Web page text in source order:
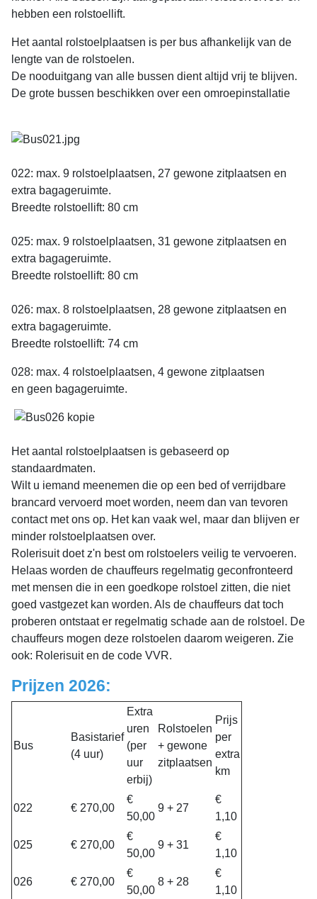
hebben een rolstoellift.
Het aantal rolstoelplaatsen is per bus afhankelijk van de
lengte van de rolstoelen.
De nooduitgang van alle bussen dient altijd vrij te blijven.
De grote bussen beschikken over een omroepinstallatie
022: max. 9 rolstoelplaatsen, 27 gewone zitplaatsen en
extra bagageruimte.
Breedte rolstoellift: 80 cm
025: max. 9 rolstoelplaatsen, 31 gewone zitplaatsen en
extra bagageruimte.
Breedte rolstoellift: 80 cm
026: max. 8 rolstoelplaatsen, 28 gewone zitplaatsen en
extra bagageruimte.
Breedte rolstoellift: 74 cm
028: max. 4 rolstoelplaatsen, 4 gewone zitplaatsen
en geen bagageruimte.
Het aantal rolstoelplaatsen is gebaseerd op
standaardmaten.
Wilt u iemand meenemen die op een bed of verrijdbare
brancard vervoerd moet worden, neem dan van tevoren
contact met ons op. Het kan vaak wel, maar dan blijven er
minder rolstoelplaatsen over.
Rolerisuit doet z'n best om rolstoelers veilig te vervoeren.
Helaas worden de chauffeurs regelmatig geconfronteerd
met mensen die in een goedkope rolstoel zitten, die niet
goed vastgezet kan worden. Als de chauffeurs dat toch
proberen ontstaat er regelmatig schade aan de rolstoel. De
chauffeurs mogen deze rolstoelen daarom weigeren. Zie
ook: Rolerisuit en de code VVR.
Prijzen 2026:
Bus
Basistarief
(4 uur)
Extra
uren
(per
uur
erbij)
Rolstoelen
+ gewone
zitplaatsen
Prijs
per
extra
km
022 € 270,00
€
50,00
9 + 27
€
1,10
025 € 270,00
€
50,00
9 + 31
€
1,10
026 € 270,00
€
50,00
8 + 28
€
1,10